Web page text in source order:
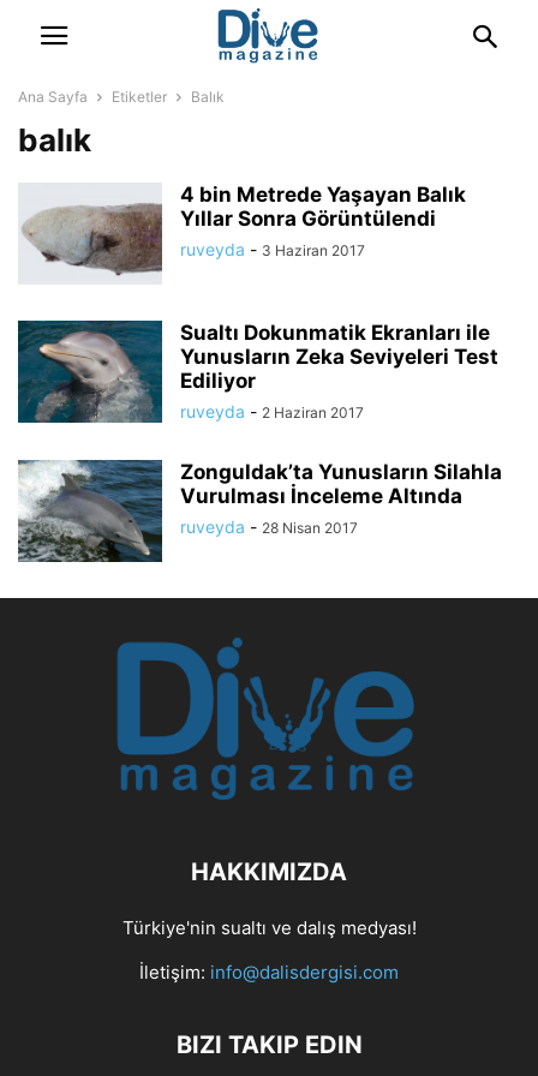
Ana Sayfa Etiketler Balık
balık
4 bin Metrede Yaşayan Balık
Yıllar Sonra Görüntülendi
ruveyda - 3 Haziran 2017
Sualtı Dokunmatik Ekranları ile
Yunusların Zeka Seviyeleri Test
Ediliyor
ruveyda - 2 Haziran 2017
Zonguldak’ta Yunusların Silahla
Vurulması İnceleme Altında
ruveyda - 28 Nisan 2017
HAKKIMIZDA
Türkiye'nin sualtı ve dalış medyası!
İletişim: info@dalisdergisi.com
BIZI TAKIP EDIN